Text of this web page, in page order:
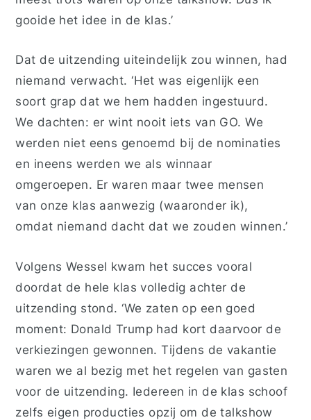
gooide het idee in de klas.’
Dat de uitzending uiteindelijk zou winnen, had
niemand verwacht. ‘Het was eigenlijk een
soort grap dat we hem hadden ingestuurd.
We dachten: er wint nooit iets van GO. We
werden niet eens genoemd bij de nominaties
en ineens werden we als winnaar
omgeroepen. Er waren maar twee mensen
van onze klas aanwezig (waaronder ik),
omdat niemand dacht dat we zouden winnen.’
Volgens Wessel kwam het succes vooral
doordat de hele klas volledig achter de
uitzending stond. ‘We zaten op een goed
moment: Donald Trump had kort daarvoor de
verkiezingen gewonnen. Tijdens de vakantie
waren we al bezig met het regelen van gasten
voor de uitzending. Iedereen in de klas schoof
zelfs eigen producties opzij om de talkshow